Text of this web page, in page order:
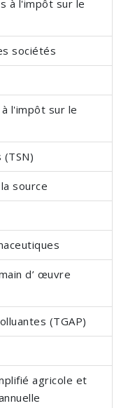
à l'impôt sur le
sociétés
l'impôt sur le
source
d’ œuvre
(TGAP)
agricole et